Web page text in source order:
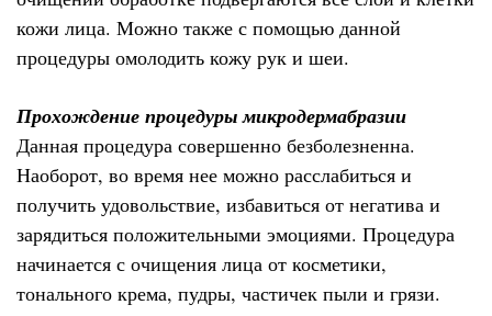
кожи лица. Можно также с помощью данной
процедуры омолодить кожу рук и шеи.
Прохождение процедуры микродермабразии
Данная процедура совершенно безболезненна.
Наоборот, во время нее можно расслабиться и
получить удовольствие, избавиться от негатива и
зарядиться положительными эмоциями. Процедура
начинается с очищения лица от косметики,
тонального крема, пудры, частичек пыли и грязи.